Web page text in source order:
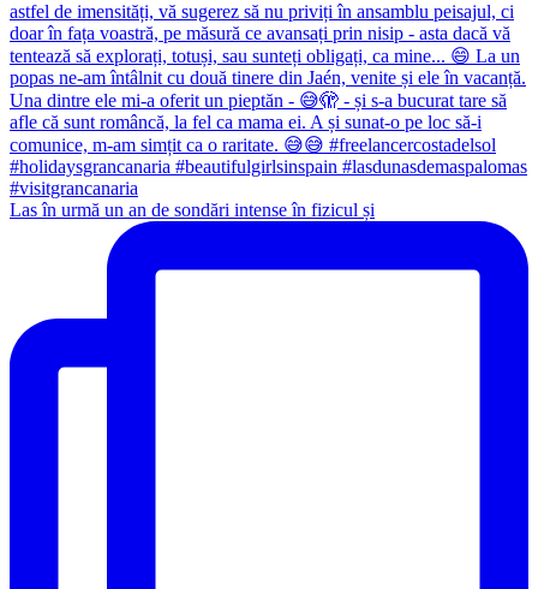
Las în urmă un an de sondări intense în fizicul și